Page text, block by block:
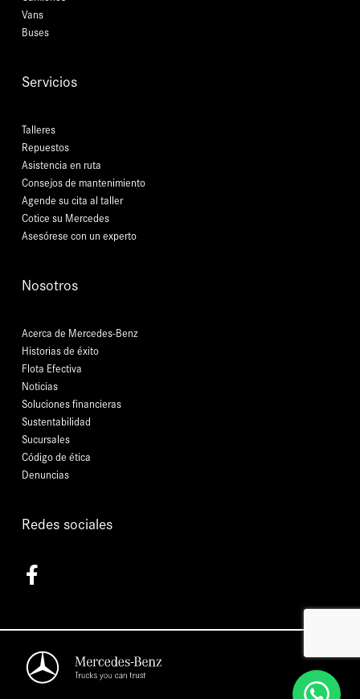
Vans
Buses
Servicios
Talleres
Repuestos
Asistencia en ruta
Consejos de mantenimiento
Agende su cita al taller
Cotice su Mercedes
Asesórese con un experto
Nosotros
Acerca de Mercedes-Benz
Historias de éxito
Flota Efectiva
Noticias
Soluciones financieras
Sustentabilidad
Sucursales
Código de ética
Denuncias
Redes sociales